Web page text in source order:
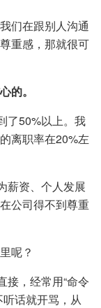
们在跟别人沟通
重感，那就很可
的。
了50%以上。我
离职率在20%左
薪资、个人发展
公司得不到尊重
呢？
接，经常用“命令
话就开骂，从